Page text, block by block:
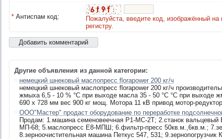
* Антиспам код:
Пожалуйста, введите код, изображённый
регистру.
Другие объявления из данной категории:
немецкий шнековый маслопресс florapower 200 кг/ч
немецкий шнековый маслопресс florapower 200 кг/ч
жмыха 6,5 - 10 % °C при выходе масла 35 - 50 °C °C при выходе
690 x 728 мм вес 900 кг мощ. Мотора 11 кВ привод мотор-
ООО"Мастер" продаст оборудование по переработке
Продам: 1.машина семеновеечная Р1-МС-2Т; 2.станок
МП-68; 5.маслопресс Е8-МПШ; 6.фильтр-пресс 50кв.м.,6кв.м.;
8.зерноочистительная машина Петкус 547, 531;